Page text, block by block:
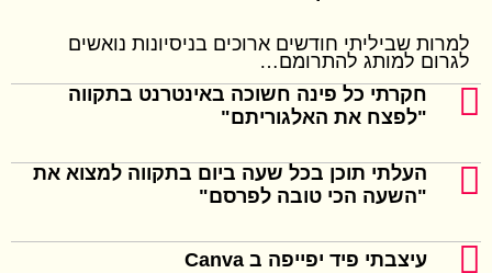
למרות שביליתי חודשים ארוכים בניסיונות נואשים
לגרום למותג להתרומם…
חקרתי כל פינה חשוכה באינטרנט בתקווה
"לפצח את האלגוריתם"
העלתי תוכן בכל שעה ביום בתקווה למצוא את
"השעה הכי טובה לפרסם"
עיצבתי פיד יפייפה ב Canva